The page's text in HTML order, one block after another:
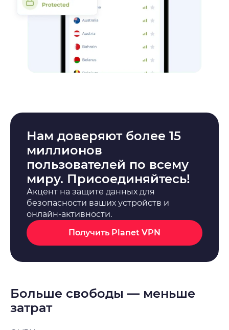
Нам доверяют более 15
миллионов
пользователей по всему
миру. Присоединяйтесь!
Акцент на защите данных для
безопасности ваших устройств и
онлайн-активности.
Получить Planet VPN
Больше свободы — меньше
затрат